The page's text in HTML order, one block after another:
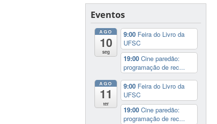
Eventos
AGO
10
seg
9:00 Feira do Livro da
UFSC
19:00Cine paredão:
programação de rec...
AGO
11
ter
9:00 Feira do Livro da
UFSC
19:00Cine paredão:
programação de rec...